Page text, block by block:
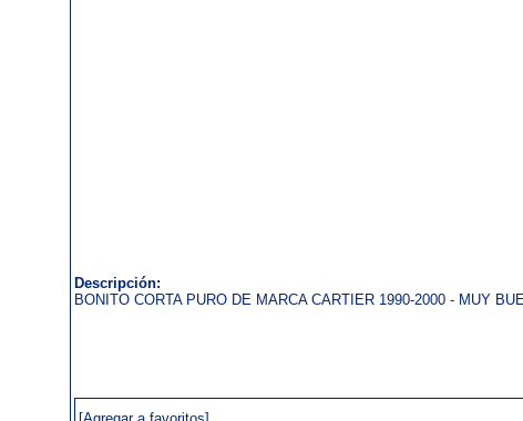
Descripción:
BONITO CORTA PURO DE MARCA CARTIER 1990-2000 - MUY